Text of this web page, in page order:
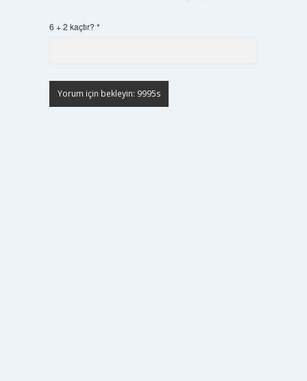
6 + 2 kaçtır? *